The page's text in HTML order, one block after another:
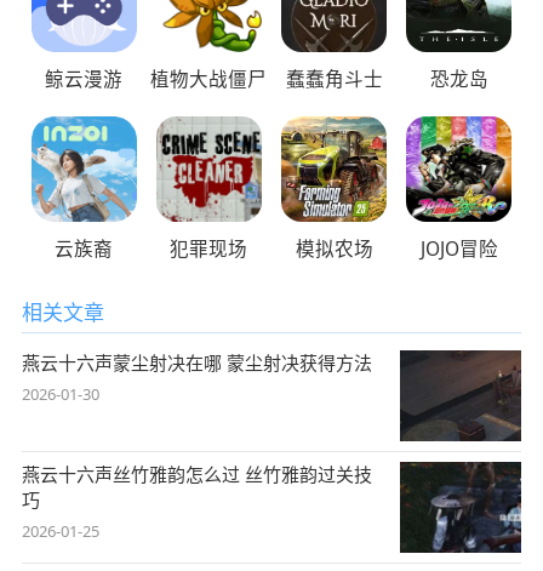
鲸云漫游 植物大战僵尸 蠢蠢角斗士 恐龙岛
云族裔 犯罪现场 模拟农场 JOJO冒险
相关文章
燕云十六声蒙尘射决在哪 蒙尘射决获得方法
2026-01-30
燕云十六声丝竹雅韵怎么过 丝竹雅韵过关技
巧
2026-01-25